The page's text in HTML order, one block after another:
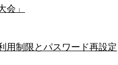
会」
用制限とパスワード再設定